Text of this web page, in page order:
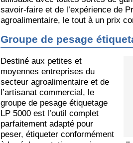
savoir-faire et de l’expérience de
agroalimentaire, le tout à un prix
Groupe de pesage
Destiné aux petites et
moyennes entreprises du
secteur agroalimentaire et de
l’artisanat commercial, le
groupe de pesage étiquetage
LP 5000 est l’outil complet
parfaitement adapté pour
peser, étiqueter conformément